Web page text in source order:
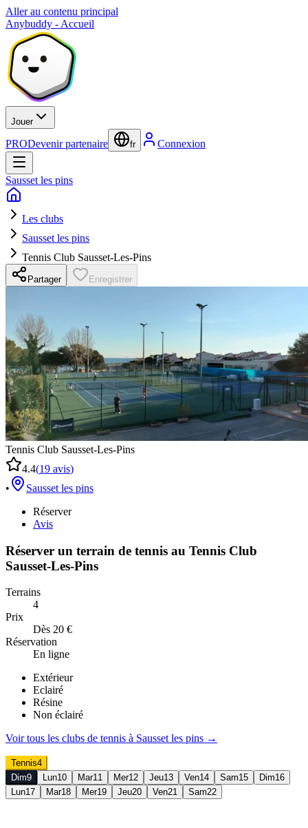
Aller au contenu principal
Anybuddy - Accueil
Jouer
PRODevenir partenaire fr Connexion
Sausset les pins
Les clubs
Sausset les pins
Tennis Club Sausset-Les-Pins
Partager Enregistrer
Tennis Club Sausset-Les-Pins
4.4(19 avis)
•
Sausset les pins
Réserver
Avis
Réserver un terrain de tennis au Tennis Club
Sausset-Les-Pins
Terrains
4
Prix
Dès 20 €
Réservation
En ligne
Extérieur
Eclairé
Résine
Non éclairé
Voir tous les clubs de tennis à Sausset les pins →
Tennis4
Dim9 Lun10 Mar11 Mer12 Jeu13 Ven14 Sam15 Dim16
Lun17 Mar18 Mer19 Jeu20 Ven21 Sam22